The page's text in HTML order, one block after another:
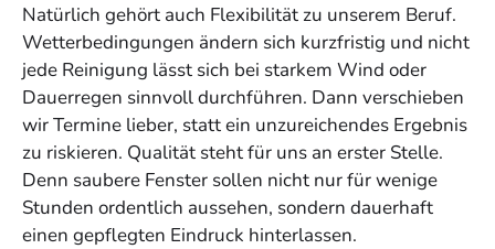
Natürlich gehört auch Flexibilität zu unserem Beruf.
Wetterbedingungen ändern sich kurzfristig und nicht
jede Reinigung lässt sich bei starkem Wind oder
Dauerregen sinnvoll durchführen. Dann verschieben
wir Termine lieber, statt ein unzureichendes Ergebnis
zu riskieren. Qualität steht für uns an erster Stelle.
Denn saubere Fenster sollen nicht nur für wenige
Stunden ordentlich aussehen, sondern dauerhaft
einen gepflegten Eindruck hinterlassen.